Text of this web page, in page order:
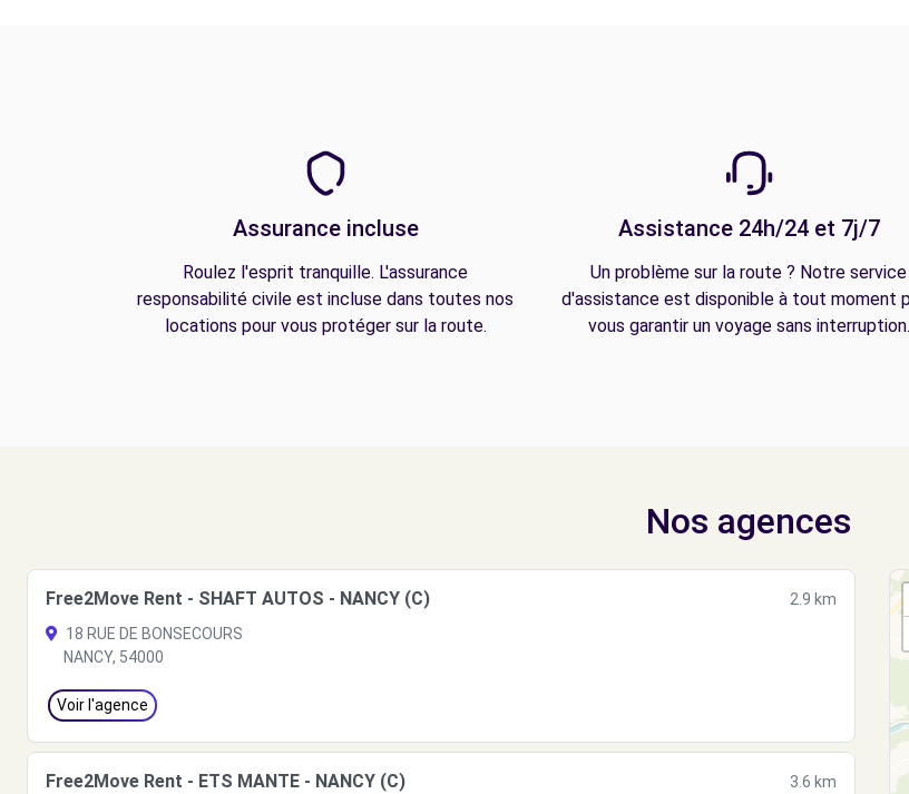
Assurance incluse
Roulez l'esprit tranquille. L'assurance
responsabilité civile est incluse dans toutes nos
locations pour vous protéger sur la route.
Assistance 24h/24 et 7j/7
Un problème sur la route ? Notre service
d'assistance est disponible à tout moment
vous garantir un voyage sans interruption.
Nos agences
Free2Move Rent - SHAFT AUTOS - NANCY (C)
2.9 km
18 RUE DE BONSECOURS
NANCY, 54000
Voir l'agence
Free2Move Rent - ETS MANTE - NANCY (C)
3.6 km